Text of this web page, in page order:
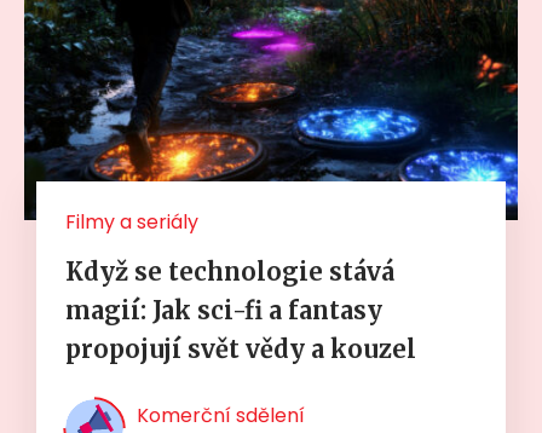
Filmy a seriály
Když se technologie stává
magií: Jak sci-fi a fantasy
propojují svět vědy a kouzel
Komerční sdělení